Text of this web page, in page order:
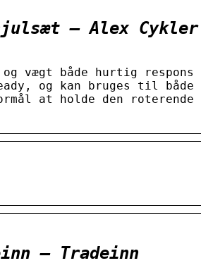
– Alex Cykler
vægt både hurtig respons
og kan bruges til både
at holde den roterende
– Tradeinn